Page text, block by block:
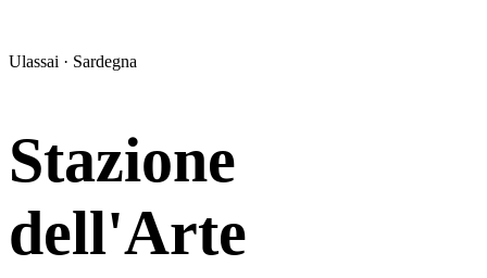
Ulassai · Sardegna
Stazione
dell'Arte